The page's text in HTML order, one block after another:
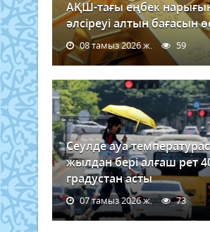
АҚШ-тағы еңбек
әлсіреуі алтын бағасын
08 тамыз 2026 ж. 59
Сеулде ауа
жылдан бері алғаш рет
градустан асты
07 тамыз 2026 ж. 73